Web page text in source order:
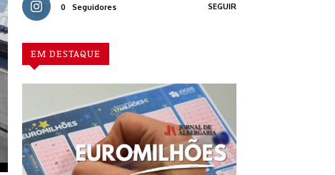
0 Seguidores SEGUIR
EM DESTAQUE